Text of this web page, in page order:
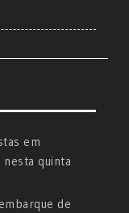
em
quinta
de